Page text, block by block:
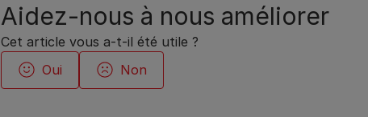
Aidez-nous à nous améliorer
Cet article vous a-t-il été utile ?